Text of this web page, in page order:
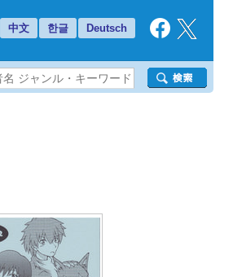
中文 한글 Deutsch